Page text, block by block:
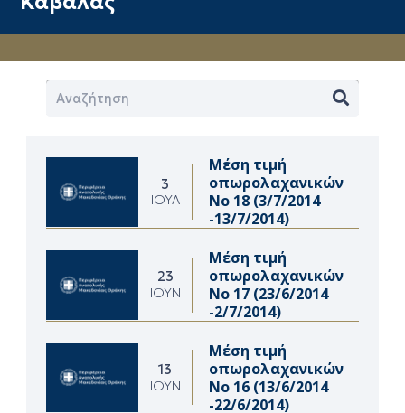
3
ΙΟΎΛ
Μέση τιμή
οπωρολαχανικών
Νο 18 (3/7/2014
-13/7/2014)
23
ΙΟΎΝ
Μέση τιμή
οπωρολαχανικών
Νο 17 (23/6/2014
-2/7/2014)
13
ΙΟΎΝ
Μέση τιμή
οπωρολαχανικών
Νο 16 (13/6/2014
-22/6/2014)